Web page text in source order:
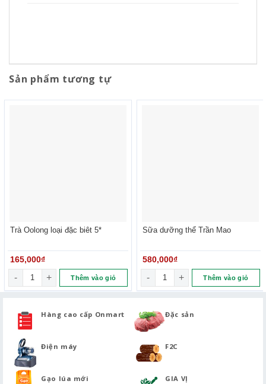
Sản phẩm tương tự
Trà Oolong loại đặc biêt 5*
165,000₫
Trà Oolong loại đặc biêt 5* số lượng
Thêm vào giỏ
Sữa dưỡng thể Trần Mao
580,000₫
Sữa dưỡng thể Trần Mao số
Thêm vào giỏ
Hàng cao cấp Onmart Đặc sản
Điện máy F2C
Gạo lúa mới GIA VỊ